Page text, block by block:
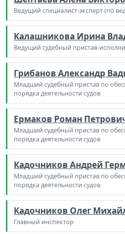
Ведущий специалист-эксперт (по
Калашникова Ирина
Ведущий судебный пристав-
Грибанов Александр
Младший судебный пристав по
порядка деятельности судов
Ермаков Роман
Младший судебный пристав по
порядка деятельности судов
Кадочников Андрей
Младший судебный пристав по
порядка деятельности судов
Кадочников Олег
Главный инспектор